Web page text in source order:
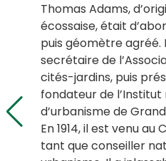
Thomas Adams,
écossaise, était
puis géomètre agréé.
secrétaire de
cités-jardins, puis
fondateur de l’Institut
d’urbanisme de
En 1914, il est venu au
tant que conseiller